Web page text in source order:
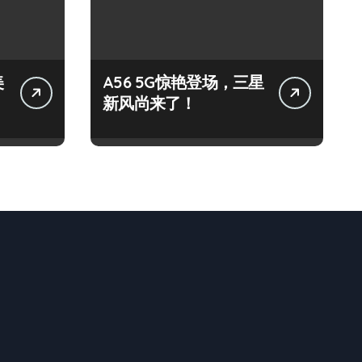
A56 5G惊艳登场，三星
新风尚来了！